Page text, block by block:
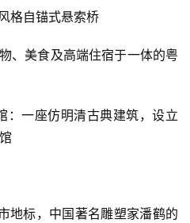
格自锚式悬索桥
、美食及高端住宿于一体的粤
：一座仿明清古典建筑，设立
地标，中国著名雕塑家潘鹤的